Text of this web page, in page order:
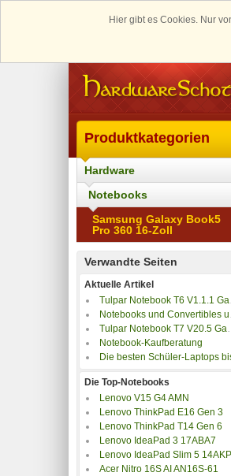
Hier gibt es Cookies. Nur
Produktkategorien
Hardware
Notebooks
Samsung Galaxy Book5
Pro 360 16-Zoll
Verwandte Seiten
Aktuelle Artikel
Tulpar Notebook T6 V1.1.1 Gaming Laptop im Test
Notebooks und Convertibles unter 500 Euro
Tulpar Notebook T7 V20.5 Gaming Laptop im Test
Notebook-Kaufberatung
Die besten Schüler-Laptops bis 350
Die Top-Notebooks
Lenovo V15 G4 AMN
Lenovo ThinkPad E16 Gen 3
Lenovo ThinkPad T14 Gen 6
Lenovo IdeaPad 3 17ABA7
Lenovo IdeaPad Slim 5
Acer Nitro 16S AI AN16S-61